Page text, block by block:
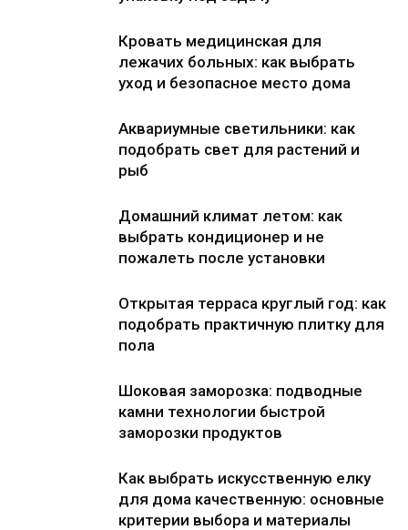
Кровать медицинская для
лежачих больных: как выбрать
уход и безопасное место дома
Аквариумные светильники: как
подобрать свет для растений и
рыб
Домашний климат летом: как
выбрать кондиционер и не
пожалеть после установки
Открытая терраса круглый год: как
подобрать практичную плитку для
пола
Шоковая заморозка: подводные
камни технологии быстрой
заморозки продуктов
Как выбрать искусственную елку
для дома качественную: основные
критерии выбора и материалы